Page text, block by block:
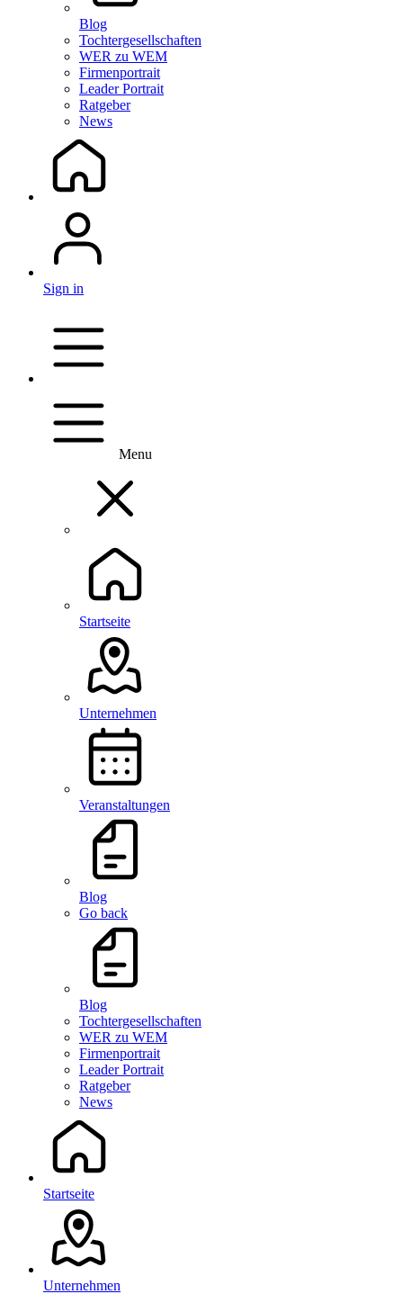
Blog
Tochtergesellschaften
WER zu WEM
Firmenportrait
Leader Portrait
Ratgeber
News
Sign in
Menu
Startseite
Unternehmen
Veranstaltungen
Blog
Go back
Blog
Tochtergesellschaften
WER zu WEM
Firmenportrait
Leader Portrait
Ratgeber
News
Startseite
Unternehmen